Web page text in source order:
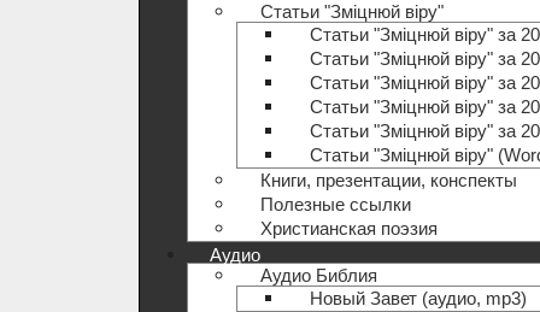
Статьи "Зміцнюй віру"
Статьи "Зміцнюй віру" за
Статьи "Зміцнюй віру" за
Статьи "Зміцнюй віру" за
Статьи "Зміцнюй віру" за
Статьи "Зміцнюй віру" за
Статьи "Зміцнюй віру"
Книги, презентации, конспекты
Полезные ccылки
Христианская поэзия
Аудио
Аудио Библия
Новый Завет (аудио, mp3)